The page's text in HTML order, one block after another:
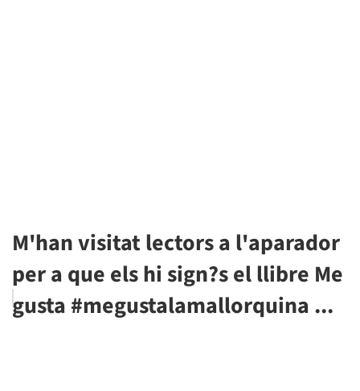
M'han visitat lectors a l'aparador
per a que els hi sign?s el llibre Me
gusta #megustalamallorquina ...